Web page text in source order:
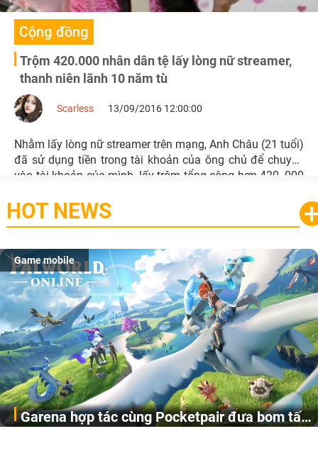
Cộng đồng
Trộm 420.000 nhân dân tệ lấy lòng nữ streamer,
thanh niên lãnh 10 năm tù
Scarless 13/09/2016 12:00:00
Nhằm lấy lòng nữ streamer trên mạng, Anh Châu (21 tuổi)
đã sử dụng tiền trong tài khoản của ông chủ để chuyển
vào tài khoản của mình, lấy trộm tổng cộng hơn 420, 000
HOT NEWS
Game mobile
Garena hợp tác cùng Pocketpair đưa bom tấn